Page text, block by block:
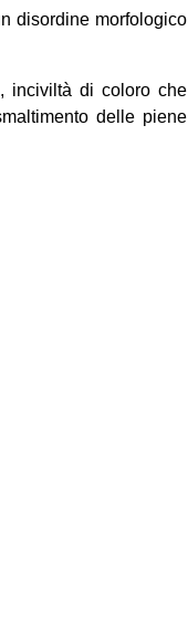
disordine morfologico
inciviltà di coloro che
delle piene